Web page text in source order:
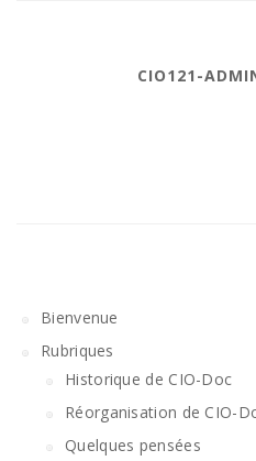
CIO121-
Bienvenue
Rubriques
Historique de CIO-Doc
Réorganisation de CIO-
Quelques pensées